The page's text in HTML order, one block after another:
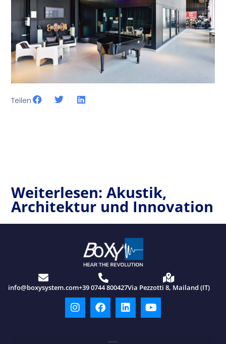
Teilen
Weiterlesen: Akustik,
Architektur und Innovation
info@boxysystem.com+39 0744 800427Via Pezzotti 8, Mailand (IT)